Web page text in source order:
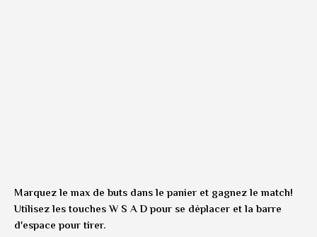
Marquez le max de buts dans le panier et gagnez le match!
Utilisez les touches W S A D pour se déplacer et la barre
d'espace pour tirer.